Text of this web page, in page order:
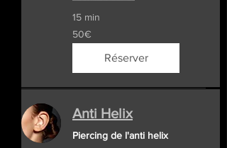
15 min
50€
50€
Réserver
Anti Helix
Piercing de l'anti helix